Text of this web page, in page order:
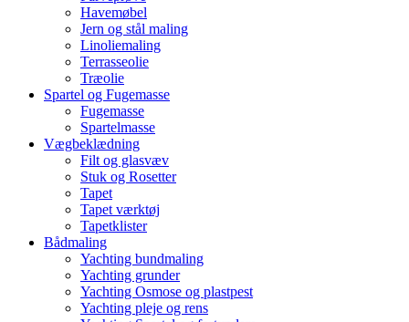
Havemøbel
Jern og stål maling
Linoliemaling
Terrasseolie
Træolie
Spartel og Fugemasse
Fugemasse
Spartelmasse
Vægbeklædning
Filt og glasvæv
Stuk og Rosetter
Tapet
Tapet værktøj
Tapetklister
Bådmaling
Yachting bundmaling
Yachting grunder
Yachting Osmose og plastpest
Yachting pleje og rens